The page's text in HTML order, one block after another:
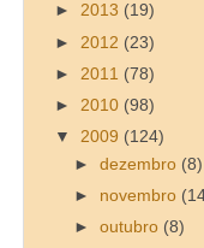
► 2013 (19)
► 2012 (23)
► 2011 (78)
► 2010 (98)
▼ 2009 (124)
►dezembro (8)
► novembro
►outubro (8)